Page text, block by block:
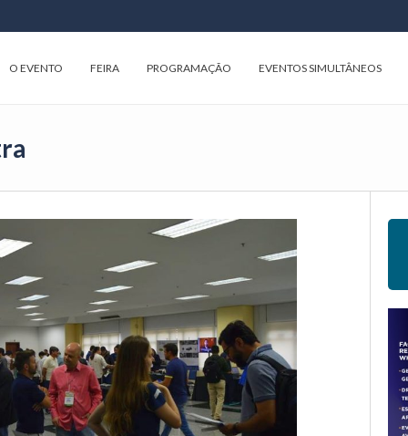
O EVENTO FEIRA PROGRAMAÇÃO EVENTOS SIMULTÂNEOS